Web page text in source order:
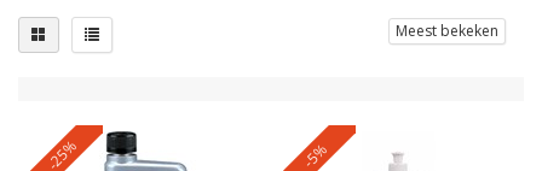
Meest bekeken
-25% -5%